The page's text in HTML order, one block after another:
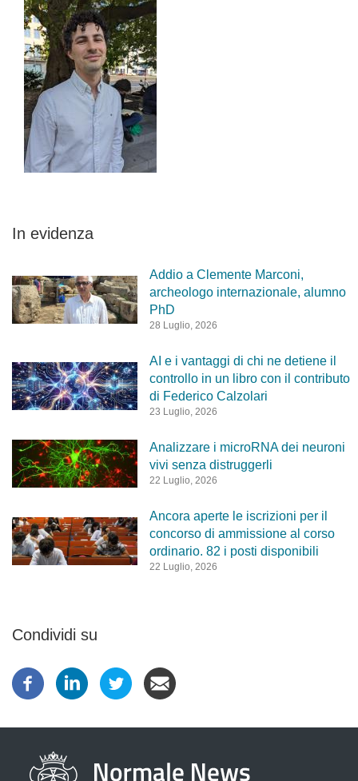
In evidenza
Addio a Clemente Marconi,
archeologo internazionale, alumno
PhD
28 Luglio, 2026
AI e i vantaggi di chi ne detiene il
controllo in un libro con il contributo
di Federico Calzolari
23 Luglio, 2026
Analizzare i microRNA dei neuroni
vivi senza distruggerli
22 Luglio, 2026
Ancora aperte le iscrizioni per il
concorso di ammissione al corso
ordinario. 82 i posti disponibili
22 Luglio, 2026
Condividi su